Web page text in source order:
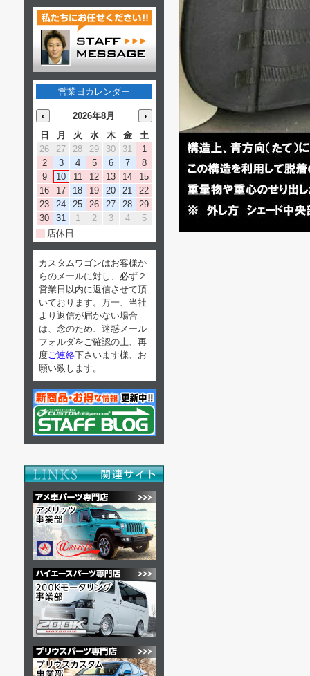
営業日カレンダー
‹ 2026年8月
›
日
月 火 水 木 金
土
26
27 28 29 30 31
1
2
3 4 5 6 7
8
9
10 11 12 13 14
15
16
17 18 19 20 21
22
23
24 25 26 27 28
29
30
31 1 2 3 4
5
店休日
カスタムワゴンはお客様か
らのメールに対し、必ず２
営業日以内に返信させて頂
いております。万一、当社
より返信が届かない場合
は、念のため、迷惑メール
フォルダをご確認の上、再
度 ご連絡下さいます様、お
願い致します。